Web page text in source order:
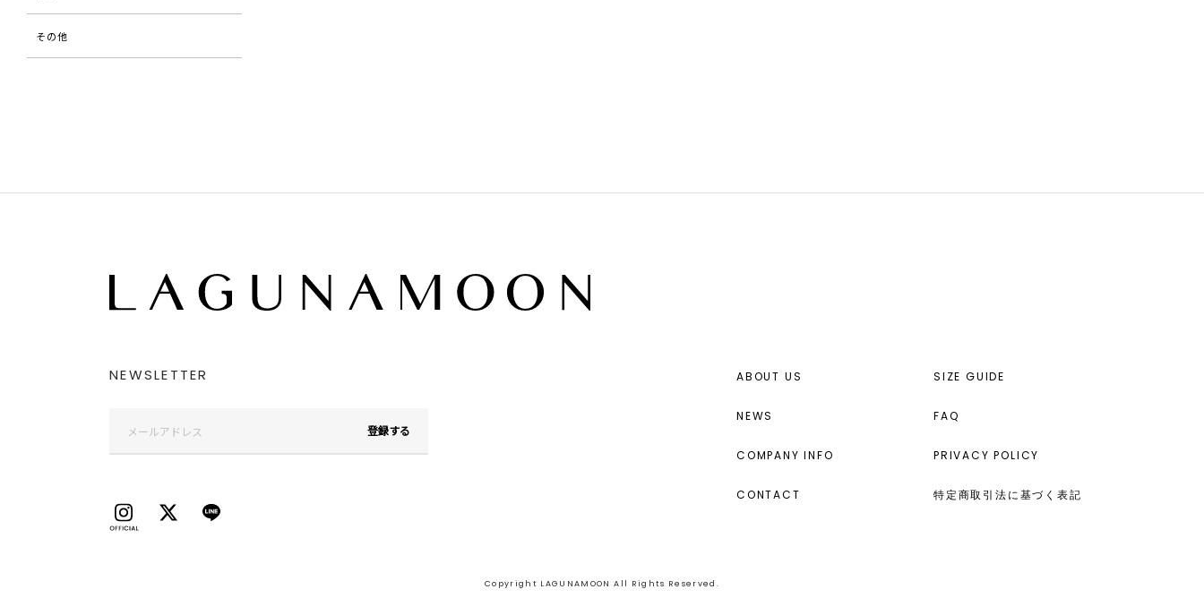
その他
NEWSLETTER
登録する
ABOUT US
NEWS
COMPANY INFO
CONTACT
SIZE GUIDE
FAQ
PRIVACY POLICY
特定商取引法に基づく表記
Copyright LAGUNAMOON All Rights Reserved.